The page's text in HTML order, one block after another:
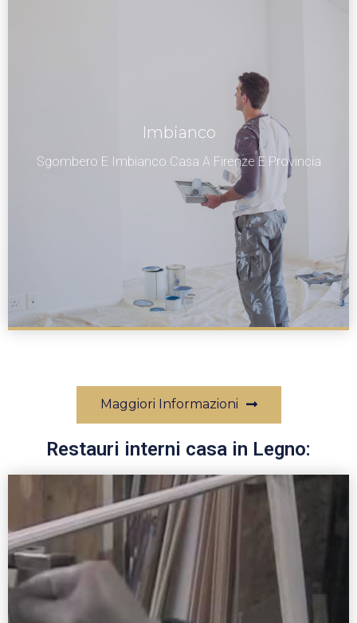
Imbianco
Sgombero E Imbianco Casa A Firenze E Provincia
Maggiori Informazioni
Restauri interni casa in Legno: